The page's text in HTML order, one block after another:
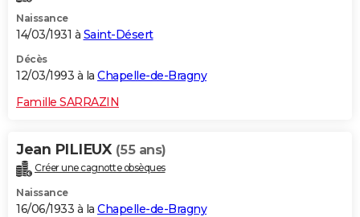
Naissance
14/03/1931 à Saint-Désert
Décès
12/03/1993 à la Chapelle-de-Bragny
Famille SARRAZIN
Jean PILIEUX (55 ans)
Créer une cagnotte obsèques
Naissance
16/06/1933 à la Chapelle-de-Bragny